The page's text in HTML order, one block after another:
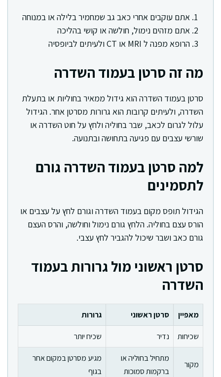
אתם עוקבים אחרי כאב גב שמחמיר בלילה או במנוחה
אתם מזהים נימול, חולשה או קושי בהליכה
הרופא מפנה ל MRI או CT ולעיתים לביופסיה
מה זה סרטן בעמוד השדרה
סרטן בעמוד השדרה הוא גידול ממאיר בחוליות או בתעלת
השדרה, ולעיתים קרובות הוא גרורות מסרטן אחר. הגידול
עלול לגרום לכאב, שבר בחוליה ולחץ על חוט השדרה או
שורשי עצבים עם פגיעה בתחושה ובתנועה.
למה סרטן בעמוד השדרה גורם
לתסמינים
הגידול תופס מקום בעמוד השדרה וגורם לחץ על עצבים או
הורס עצם בחוליה. הלחץ גורם נימול וחולשה, והרס העצם
גורם כאב ושבר שיכול להגביר לחץ עצבי.
סרטן ראשוני מול גרורות בעמוד
השדרה
מאפיין סרטן ראשוני
גרורות
שכיחות
נדיר שכיח יותר
מקור
מתחיל בחוליה או
ברקמות סמוכות
מגיע מסרטן במקום אחר
בגוף